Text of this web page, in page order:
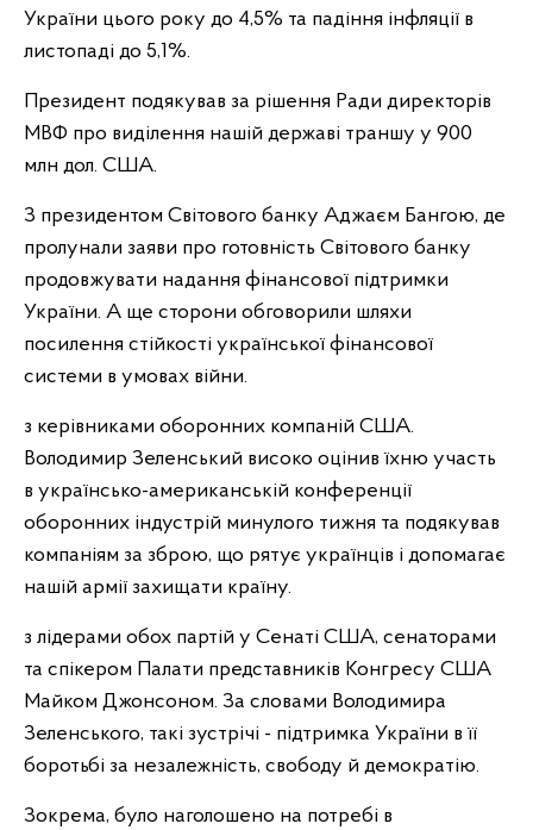
України цього року до 4,5% та падіння інфляції в
листопаді до 5,1%.
Президент подякував за рішення Ради директорів
МВФ про виділення нашій державі траншу у 900
млн дол. США.
З президентом Світового банку Аджаєм Бангою, де
пролунали заяви про готовність Світового банку
продовжувати надання фінансової підтримки
України. А ще сторони обговорили шляхи
посилення стійкості української фінансової
системи в умовах війни.
з керівниками оборонних компаній США.
Володимир Зеленський високо оцінив їхню участь
в українсько-американській конференції
оборонних індустрій минулого тижня та подякував
компаніям за зброю, що рятує українців і допомагає
нашій армії захищати країну.
з лідерами обох партій у Сенаті США, сенаторами
та спікером Палати представників Конгресу США
Майком Джонсоном. За словами Володимира
Зеленського, такі зустрічі - підтримка України в її
боротьбі за незалежність, свободу й демократію.
Зокрема, було наголошено на потребі в